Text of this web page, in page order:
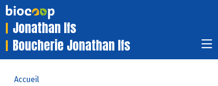
Jonathan Ifs
Boucherie Jonathan Ifs
Accueil